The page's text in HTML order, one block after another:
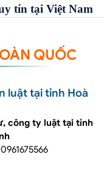
tín tại Việt Nam
QUỐC
luật tại tỉnh Hoà
công ty luật tại tỉnh